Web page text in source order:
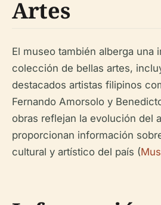
Artes
El museo también alberga una
colección de bellas artes,
destacados artistas filipinos
Fernando Amorsolo y
obras reflejan la evolución del
proporcionan información
cultural y artístico del país (